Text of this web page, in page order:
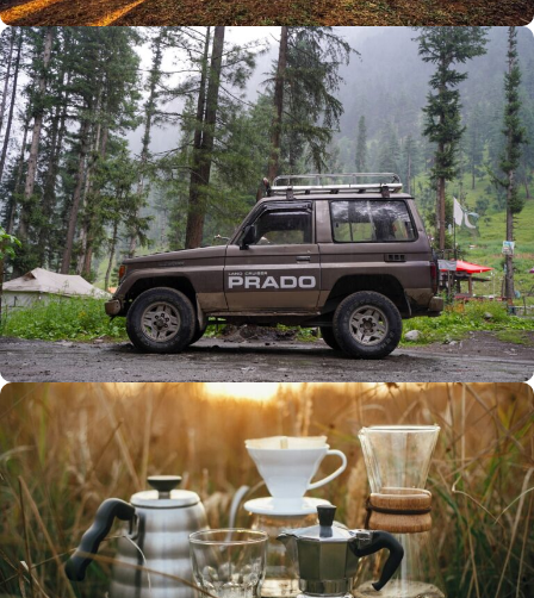
Büyük Yaz İndirimi
0
Günler
00
Hr
00
Min
00
SSK
Alışverişe Başla
ARAÇ AKSESUARLARI
SATIŞ VE MONTAJ
Keşfet